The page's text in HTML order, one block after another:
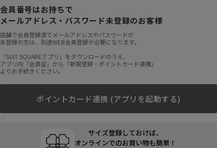
会員番号はお持ちで
メールアドレス・パスワード未登録のお客様
店舗で会員登録済でメールアドレスやパスワードが
未登録の方は、別途WEB会員登録が必要になります。
「SUIT SQUAREアプリ」をダウンロードのうえ、
アプリ内「会員証」から「新規登録・ポイントカード連携」
よりお手続きください。
ポイントカード連携 (アプリを起動する)
サイズ登録しておけば、
オンラインでのお買い物も簡単！